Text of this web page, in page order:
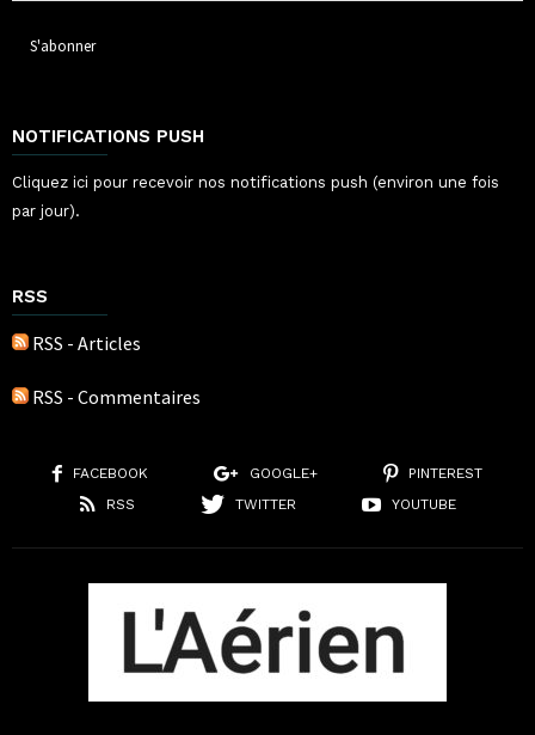
NOTIFICATIONS PUSH
Cliquez ici pour recevoir nos notifications push (environ une fois
par jour).
RSS
RSS - Articles
RSS - Commentaires
FACEBOOK GOOGLE+
PINTEREST
RSS
TWITTER YOUTUBE